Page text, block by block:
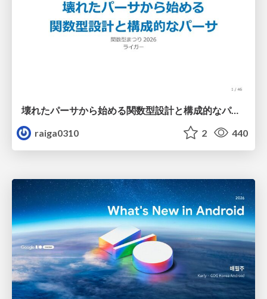
壊れたパーサから始める関数型設計と構成的なパーサ #fp_matsuri
raiga0310
2 440